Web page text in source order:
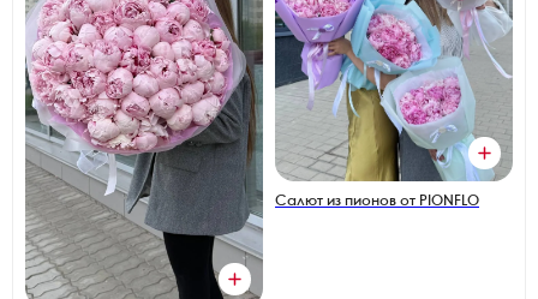
Салют из пионов от PIONFLO